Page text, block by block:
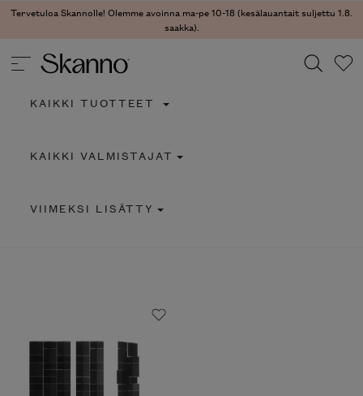
Tervetuloa Skannolle! Olemme avoinna ma-pe 10-18 (kesälauantait suljettu 1.8.
saakka).
Type 2 or more characters for results.
KAIKKI TUOTTEET
KAIKKI VALMISTAJAT
VIIMEKSI LISÄTTY